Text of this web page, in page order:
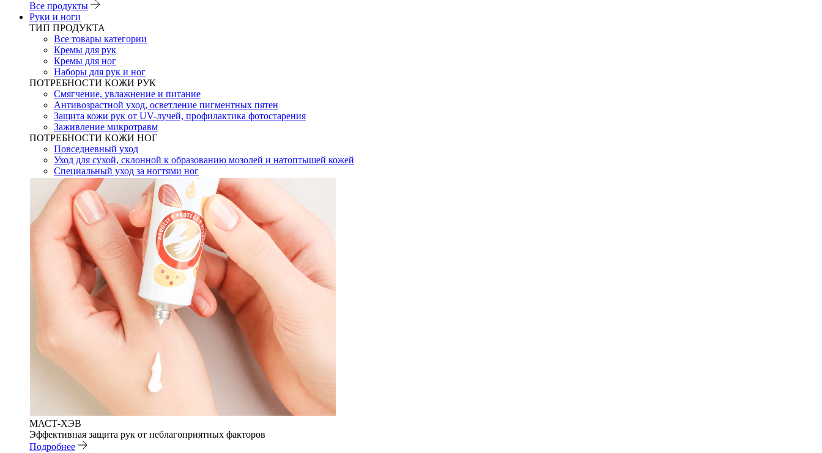
Все продукты
Руки и ноги
ТИП ПРОДУКТА
Все товары категории
Кремы для рук
Кремы для ног
Наборы для рук и ног
ПОТРЕБНОСТИ КОЖИ РУК
Смягчение, увлажнение и питание
Антивозрастной уход, осветление пигментных пятен
Защита кожи рук от UV-лучей, профилактика фотостарения
Заживление микротравм
ПОТРЕБНОСТИ КОЖИ НОГ
Повседневный уход
Уход для сухой, склонной к образованию мозолей и натоптышей кожей
Специальный уход за ногтями ног
МАСТ-ХЭВ
Эффективная защита рук от неблагоприятных факторов
Подробнее